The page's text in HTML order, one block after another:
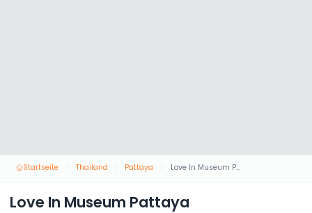
Startseite Thailand Pattaya Love In Museum Pattaya
Love In Museum Pattaya